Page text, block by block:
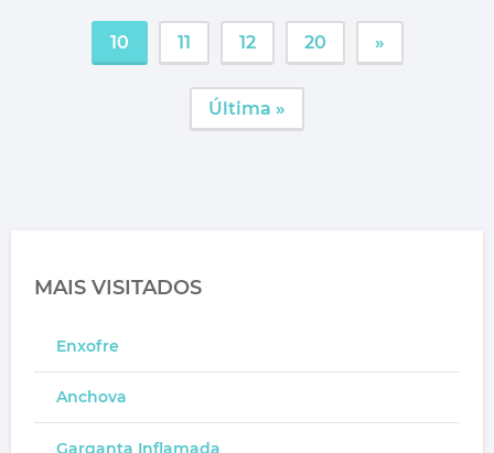
10 11 12 20 »
Última »
MAIS VISITADOS
Enxofre
Anchova
Garganta Inflamada